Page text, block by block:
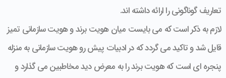
تعاریف گوناگونی را ارائه داشته اند.
لازم به ذکر است که می بایست میان هویت برند و هویت سازمانی تمیز
قایل شد و تاکید می گردد که در ادبیات پیش رو هویت سازمانی به منزله
پنجره ای است که هویت برند را به معرض دید مخاطبین می گذارد و